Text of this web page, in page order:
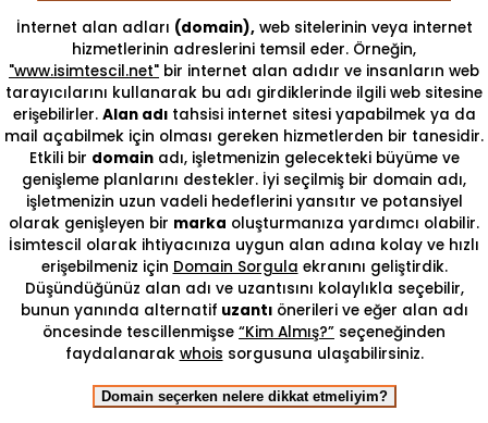
İnternet alan adları (domain),web sitelerinin veya internet
hizmetlerinin adreslerini temsil eder. Örneğin,
"www.isimtescil.net" bir internet alan adıdır ve insanların web
tarayıcılarını kullanarak bu adı girdiklerinde ilgili web sitesine
erişebilirler. Alan adıtahsisi internet sitesi yapabilmek ya da
mail açabilmek için olması gereken hizmetlerden bir tanesidir.
Etkili bir domainadı, işletmenizin gelecekteki büyüme ve
genişleme planlarını destekler. İyi seçilmiş bir domain adı,
işletmenizin uzun vadeli hedeflerini yansıtır ve potansiyel
olarak genişleyen bir marka oluşturmanıza yardımcı olabilir.
İsimtescil olarak ihtiyacınıza uygun alan adına kolay ve hızlı
erişebilmeniz için Domain Sorgula ekranını geliştirdik.
Düşündüğünüz alan adı ve uzantısını kolaylıkla seçebilir,
bunun yanında alternatif uzantıönerileri ve eğer alan adı
öncesinde tescillenmişse “Kim Almış?” seçeneğinden
faydalanarak whois sorgusuna ulaşabilirsiniz.
Domain seçerken nelere dikkat etmeliyim?